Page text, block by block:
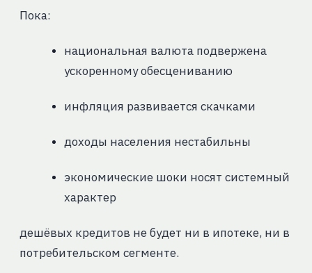
Пока:
национальная валюта подвержена
ускоренному обесцениванию
инфляция развивается скачками
доходы населения нестабильны
экономические шоки носят системный
характер
дешёвых кредитов не будет ни в ипотеке, ни в
потребительском сегменте.